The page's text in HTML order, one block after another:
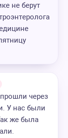
не берут
через
У нас были
же была